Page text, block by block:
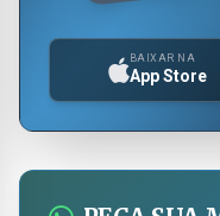
BAIXAR NA
App Store